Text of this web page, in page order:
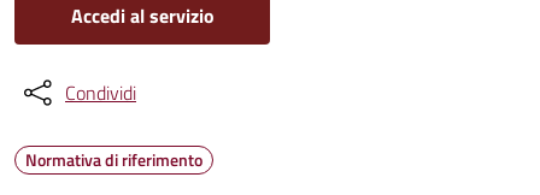
Accedi al servizio
Condividi
Normativa di riferimento